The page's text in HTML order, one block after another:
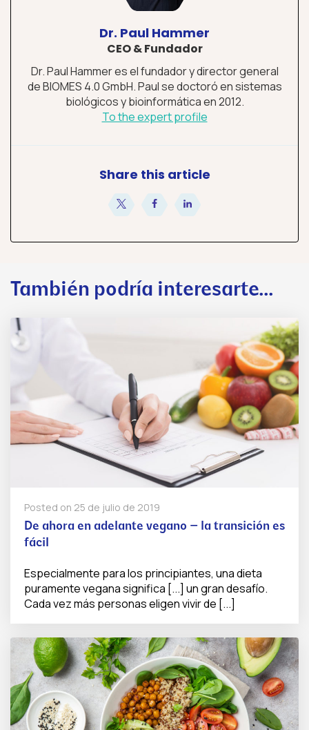
Dr. Paul Hammer
CEO & Fundador
Dr. Paul Hammer es el fundador y director general
de BIOMES 4.0 GmbH. Paul se doctoró en sistemas
biológicos y bioinformática en 2012.
To the expert profile
Share this article
También podría interesarte...
Posted on 25 de julio de 2019
De ahora en adelante vegano – la transición es
fácil
Especialmente para los principiantes, una dieta
puramente vegana significa [...] un gran desafío.
Cada vez más personas eligen vivir de [...]